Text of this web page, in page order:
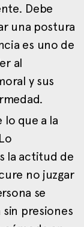
Debe
una postura
es uno de
al
y sus
que a la
la actitud de
no juzgar
se
presiones